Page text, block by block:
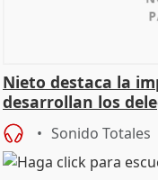
Nieto destaca la
desarrollan los
Sonido Totales